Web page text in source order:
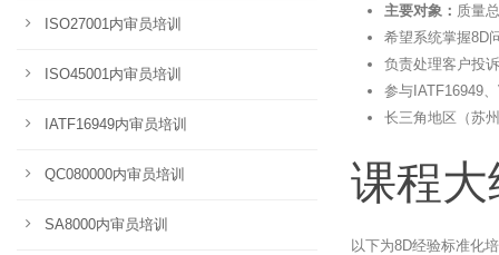
主要对象： 质量
希望系统掌握8D
负责处理客户投
参与IATF16949
长三角地区（苏
课程大
以下为8D经验标准化
ISO27001内审员培训
ISO45001内审员培训
IATF16949内审员培训
QC080000内审员培训
SA8000内审员培训